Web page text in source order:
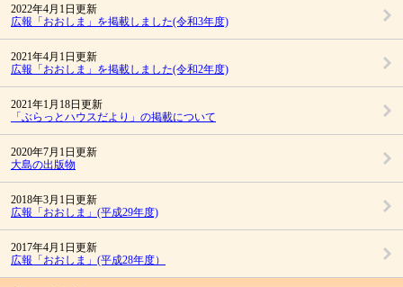
2022年4月1日更新
広報「おおしま」を掲載しました(令和3年度)
2021年4月1日更新
広報「おおしま」を掲載しました(令和2年度)
2021年1月18日更新
「ぶらっとハウスだより」の掲載について
2020年7月1日更新
大島の出版物
2018年3月1日更新
広報「おおしま」(平成29年度)
2017年4月1日更新
広報「おおしま」(平成28年度）